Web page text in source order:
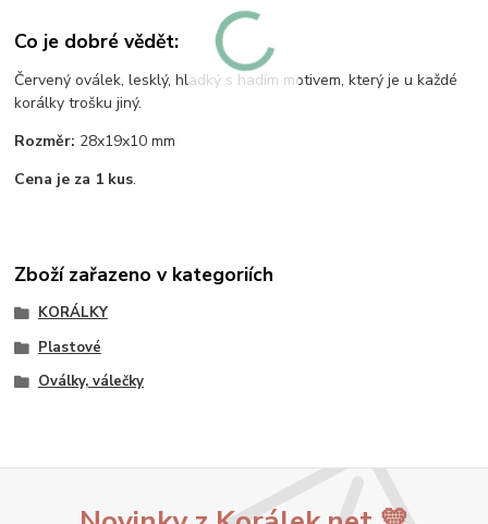
Co je dobré vědět:
Červený oválek, lesklý, hladký s hadím motivem, který je u každé
korálky trošku jiný.
Rozměr: 28x19x10 mm
Cena je za 1 kus.
Zboží zařazeno v kategoriích
KORÁLKY
Plastové
Oválky, válečky